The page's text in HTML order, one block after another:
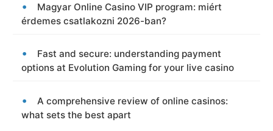
Magyar Online Casino VIP program: miért
érdemes csatlakozni 2026-ban?
Fast and secure: understanding payment
options at Evolution Gaming for your live casino
A comprehensive review of online casinos:
what sets the best apart